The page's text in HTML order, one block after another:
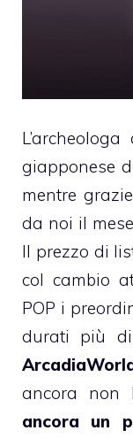
giapponese
mentre
da noi il
Il prezzo di
col cambio
POP i
durati più di
ancora non
ancora un